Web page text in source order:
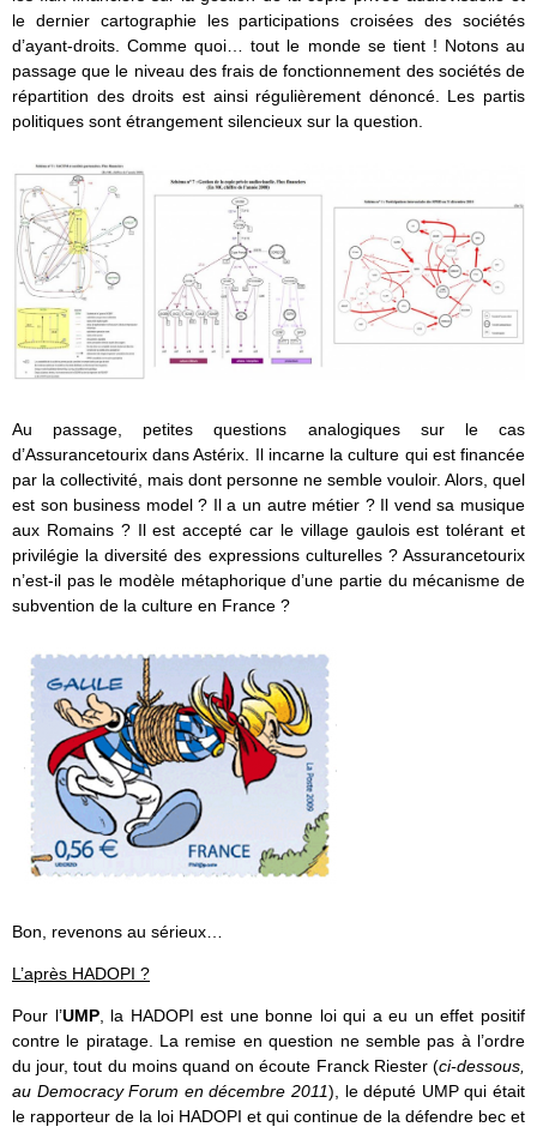
le dernier cartographie les participations croisées des sociétés
d’ayant-droits. Comme quoi… tout le monde se tient ! Notons au
passage que le niveau des frais de fonctionnement des sociétés de
répartition des droits est ainsi régulièrement dénoncé. Les partis
politiques sont étrangement silencieux sur la question.
Au passage, petites questions analogiques sur le cas
d’Assurancetourix dans Astérix. Il incarne la culture qui est financée
par la collectivité, mais dont personne ne semble vouloir. Alors, quel
est son business model ? Il a un autre métier ? Il vend sa musique
aux Romains ? Il est accepté car le village gaulois est tolérant et
privilégie la diversité des expressions culturelles ? Assurancetourix
n’est-il pas le modèle métaphorique d’une partie du mécanisme de
subvention de la culture en France ?
Bon, revenons au sérieux…
L’après HADOPI ?
Pour l’UMP, la HADOPI est une bonne loi qui a eu un effet positif
contre le piratage. La remise en question ne semble pas à l’ordre
du jour, tout du moins quand on écoute Franck Riester (ci-dessous,
au Democracy Forum en décembre 2011), le député UMP qui était
le rapporteur de la loi HADOPI et qui continue de la défendre bec et